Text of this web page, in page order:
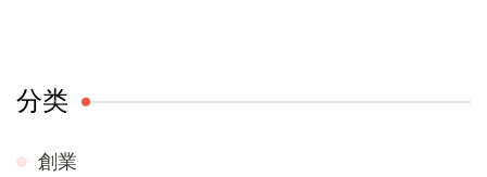
分类
創業